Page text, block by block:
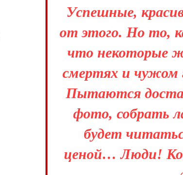
Успешные,
от этого. Но то,
что некоторые
смертях и чужом
Пытаются
фото, собрать
будет
ценой… Люди!